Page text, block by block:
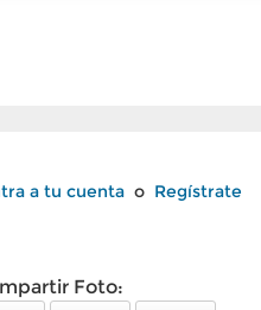
a tu cuenta o Regístrate
Foto: